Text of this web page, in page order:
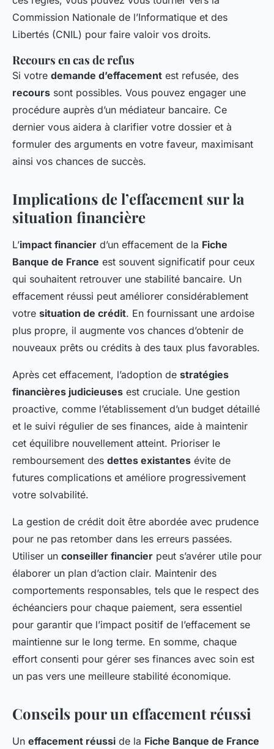
Commission Nationale de l’Informatique et des
Libertés (CNIL) pour faire valoir vos droits.
Recours en cas de refus
Si votre demande d’effacement est refusée, des
recours sont possibles. Vous pouvez engager une
procédure auprès d’un médiateur bancaire. Ce
dernier vous aidera à clarifier votre dossier et à
formuler des arguments en votre faveur, maximisant
ainsi vos chances de succès.
Implications de l’effacement sur la
situation financière
L’impact financier d’un effacement de la Fiche
Banque de France est souvent significatif pour ceux
qui souhaitent retrouver une stabilité bancaire. Un
effacement réussi peut améliorer considérablement
votre situation de crédit. En fournissant une ardoise
plus propre, il augmente vos chances d’obtenir de
nouveaux prêts ou crédits à des taux plus favorables.
Après cet effacement, l’adoption de stratégies
financières judicieuses est cruciale. Une gestion
proactive, comme l’établissement d’un budget détaillé
et le suivi régulier de ses finances, aide à maintenir
cet équilibre nouvellement atteint. Prioriser le
remboursement des dettes existantes évite de
futures complications et améliore progressivement
votre solvabilité.
La gestion de crédit doit être abordée avec prudence
pour ne pas retomber dans les erreurs passées.
Utiliser un conseiller financier peut s’avérer utile pour
élaborer un plan d’action clair. Maintenir des
comportements responsables, tels que le respect des
échéanciers pour chaque paiement, sera essentiel
pour garantir que l’impact positif de l’effacement se
maintienne sur le long terme. En somme, chaque
effort consenti pour gérer ses finances avec soin est
un pas vers une meilleure stabilité économique.
Conseils pour un effacement réussi
Un effacement réussi de la Fiche Banque de France